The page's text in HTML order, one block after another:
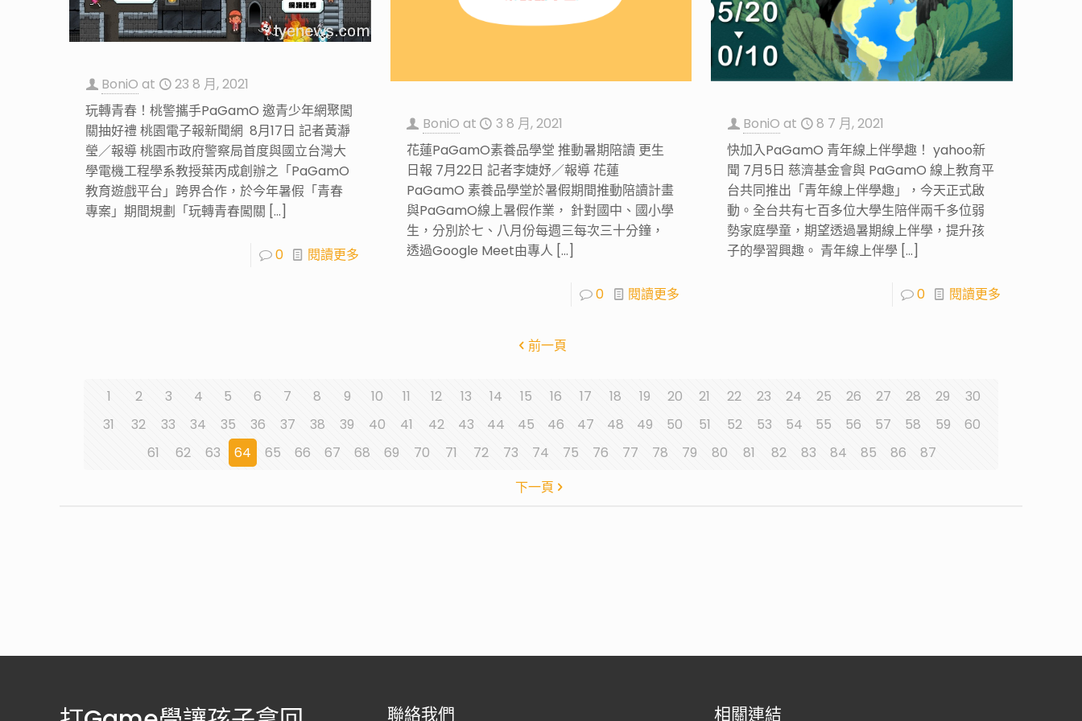
BoniO at
23 8 月, 2021
玩轉青春！桃警攜手PaGamO 邀青少年網聚闖
關抽好禮 桃園電子報新聞網 8月17日 記者黃瀞
瑩／報導 桃園市政府警察局首度與國立台灣大
學電機工程學系教授葉丙成創辦之「PaGamO
教育遊戲平台」跨界合作，於今年暑假「青春
專案」期間規劃「玩轉青春闖關 […]
0 閱讀更多
BoniO at
3 8 月, 2021
花蓮PaGamO素養品學堂 推動暑期陪讀 更生
日報 7月22日 記者李婕妤／報導 花蓮
PaGamO 素養品學堂於暑假期間推動陪讀計畫
與PaGamO線上暑假作業， 針對國中、國小學
生，分別於七、八月份每週三每次三十分鐘，
透過Google Meet由專人 […]
0 閱讀更多
BoniO at
8 7 月, 2021
快加入PaGamO 青年線上伴學趣！ yahoo新
聞 7月5日 慈濟基金會與 PaGamO 線上教育平
台共同推出「青年線上伴學趣」，今天正式啟
動。全台共有七百多位大學生陪伴兩千多位弱
勢家庭學童，期望透過暑期線上伴學，提升孩
子的學習興趣。 青年線上伴學 […]
0 閱讀更多
前一頁
1 2 3 4 5 6 7 8 9 10 11 12 13 14 15 16 17 18 19 20 21 22 23 24 25 26 27 28 29
30
31
32 33 34 35 36 37 38 39 40 41 42 43 44 45 46 47 48 49 50 51 52 53 54 55 56 57 58 59
60
61
62 63 64 65 66 67 68 69 70 71 72 73 74 75 76 77 78 79 80 81 82 83 84 85 86
87
下一頁
聯絡我們 相關連結